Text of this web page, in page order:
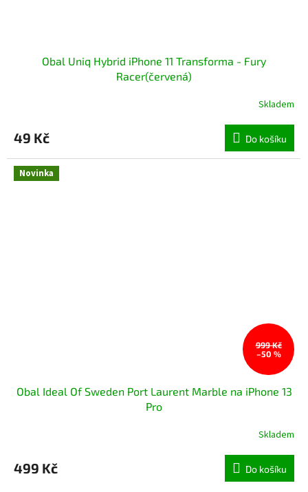
Obal Uniq Hybrid iPhone 11 Transforma - Fury
Racer(červená)
Skladem
49 Kč Do košíku
Novinka
999 Kč
–50 %
Obal Ideal Of Sweden Port Laurent Marble na iPhone 13
Pro
Skladem
499 Kč Do košíku